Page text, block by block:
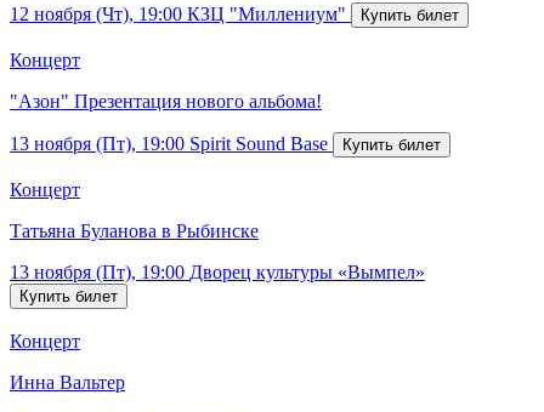
12 ноября (Чт), 19:00 КЗЦ "Миллениум"
Концерт
"Азон" Презентация нового альбома!
13 ноября (Пт), 19:00 Spirit Sound Base
Концерт
Татьяна Буланова в Рыбинске
13 ноября (Пт), 19:00 Дворец культуры «Вымпел»
Концерт
Инна Вальтер